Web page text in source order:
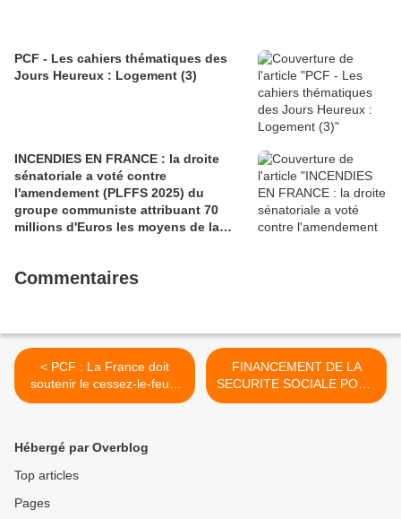
PCF - Les cahiers thématiques des
Jours Heureux : Logement (3)
INCENDIES EN FRANCE : la droite
sénatoriale a voté contre
l'amendement (PLFFS 2025) du
groupe communiste attribuant 70
millions d'Euros les moyens de la
Commentaires
< PCF : La France doit
soutenir le cessez-le-feu à
Gaza
FINANCEMENT DE LA
SECURITE SOCIALE POUR
2019 - LE
Hébergé par Overblog
Top articles
Pages